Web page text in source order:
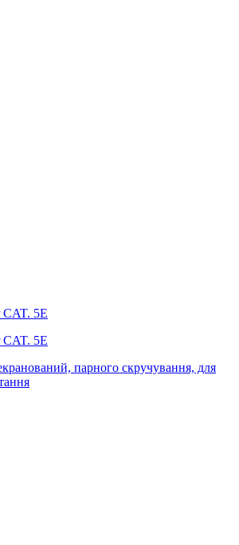
5E
5E
парного скручування, для